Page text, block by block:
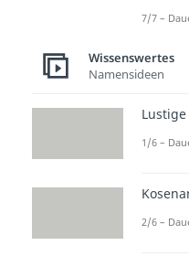
7/7 –
Wissenswertes
Namensideen
1/6 –
2/6 –